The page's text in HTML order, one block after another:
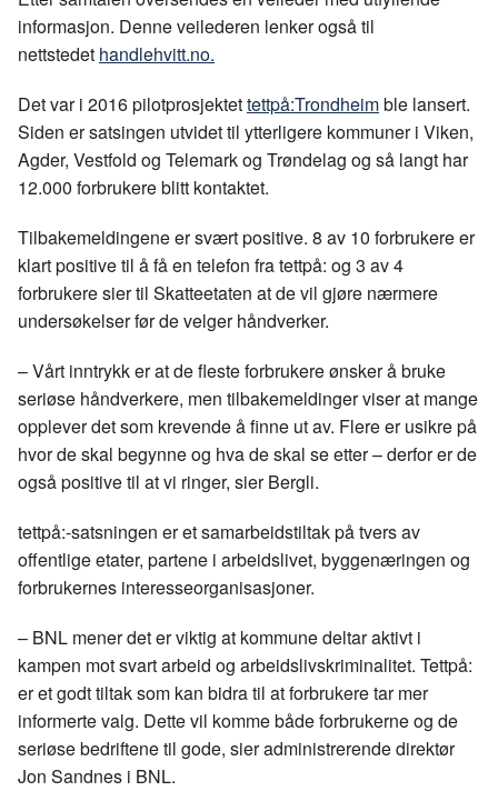
informasjon. Denne veilederen lenker også til
nettstedet handlehvitt.no.
Det var i 2016 pilotprosjektettettpå:Trondheimble lansert.
Siden er satsingen utvidet til ytterligere kommuner i Viken,
Agder, Vestfold og Telemark og Trøndelag og så langt har
12.000 forbrukere blitt kontaktet.
Tilbakemeldingene er svært positive. 8 av 10 forbrukere er
klart positive til å få en telefon fra tettpå: og 3 av 4
forbrukere sier til Skatteetaten at de vil gjøre nærmere
undersøkelser før de velger håndverker.
– Vårt inntrykk er at de fleste forbrukere ønsker å bruke
seriøse håndverkere, men tilbakemeldinger viser at mange
opplever det som krevende å finne ut av. Flere er usikre på
hvor de skal begynne og hva de skal se etter – derfor er de
også positive til at vi ringer, sier Bergli.
tettpå:-satsningen er et samarbeidstiltak på tvers av
offentlige etater, partene i arbeidslivet, byggenæringen og
forbrukernes interesseorganisasjoner.
– BNL mener det er viktig at kommune deltar aktivt i
kampen mot svart arbeid og arbeidslivskriminalitet. Tettpå:
er et godt tiltak som kan bidra til at forbrukere tar mer
informerte valg. Dette vil komme både forbrukerne og de
seriøse bedriftene til gode, sier administrerende direktør
Jon Sandnes i BNL.